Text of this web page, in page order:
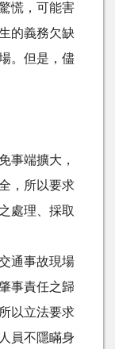
慌，可能害
的義務欠缺
。但是，儘
事端擴大，
，所以要求
處理、採取
通事故現場
事責任之歸
以立法要求
員不隱瞞身